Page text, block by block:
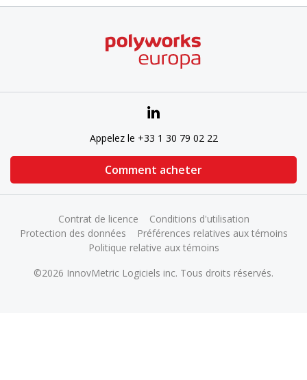
Appelez le +33 1 30 79 02 22
Comment acheter
©2026 InnovMetric Logiciels inc. Tous droits réservés.
Contrat de licence
Conditions d'utilisation
Protection des données
Préférences relatives aux témoins
Politique relative aux témoins